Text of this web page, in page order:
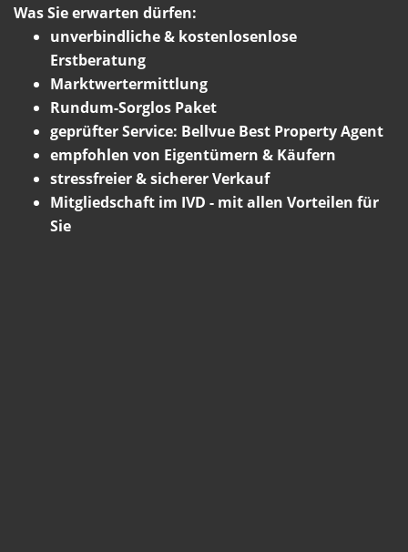
Was Sie erwarten dürfen:
unverbindliche & kostenlosenlose
Erstberatung
Marktwertermittlung
Rundum-Sorglos Paket
geprüfter Service: Bellvue Best Property Agent
empfohlen von Eigentümern & Käufern
stressfreier & sicherer Verkauf
Mitgliedschaft im IVD - mit allen Vorteilen für
Sie